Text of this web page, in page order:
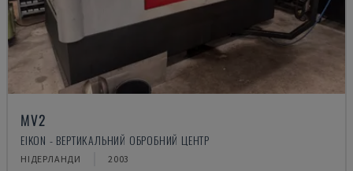
MV2
EIKON - ВЕРТИКАЛЬНИЙ ОБРОБНИЙ ЦЕНТР
НІДЕРЛАНДИ 2003